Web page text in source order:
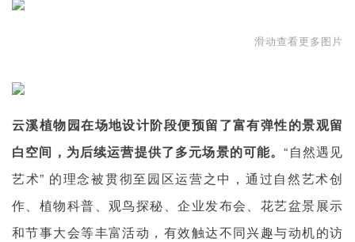
滑动查看更多图片
云溪植物园在场地设计阶段便预留了富有弹性的景观留
白空间，为后续运营提供了多元场景的可能。“自然遇见
艺术” 的理念被贯彻至园区运营之中，通过自然艺术创
作、植物科普、观鸟探秘、企业发布会、花艺盆景展示
和节事大会等丰富活动，有效触达不同兴趣与动机的访